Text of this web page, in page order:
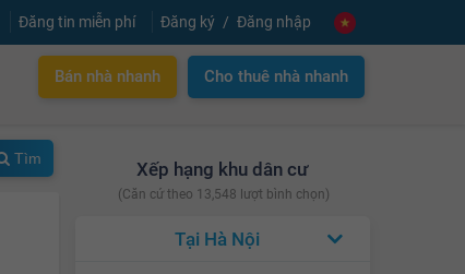
Đăng tin miễn phí Đăng ký Đăng nhập
Bán nhà nhanh Cho thuê nhà nhanh
Xếp hạng khu dân cư
(Căn cứ theo 13,548 lượt bình chọn)
Hà Nội
Tìm